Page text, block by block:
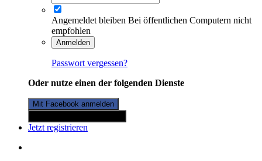
Angemeldet bleiben Bei öffentlichen Computern nicht
empfohlen
Anmelden
Passwort vergessen?
Oder nutze einen der folgenden Dienste
Mit Facebook anmelden
Jetzt registrieren